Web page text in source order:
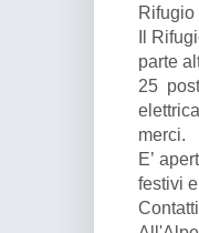
Rifugio
Il
parte
25
merci.
E’
festivi